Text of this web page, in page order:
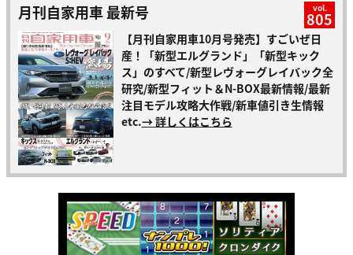
月刊自家用車 最新号 vol.
805
【月刊自家用車10月号発売】すごいぜ日
産！「新型エルグランド」「新型キック
ス」のすべて/新型レヴォーグレイバック全
研究/新型フィット＆N-BOX最新情報/最新
注目モデル攻略大作戦/新車値引き生情報
etc.→ 詳しくはこちら